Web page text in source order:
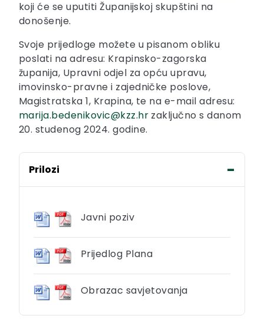
koji će se uputiti Županijskoj skupštini na
donošenje.
Svoje prijedloge možete u pisanom obliku
poslati na adresu: Krapinsko-zagorska
županija, Upravni odjel za opću upravu,
imovinsko-pravne i zajedničke poslove,
Magistratska 1, Krapina, te na e-mail adresu:
marija.bedenikovic@kzz.hr zaključno s danom
20. studenog 2024. godine.
Prilozi
Javni poziv
Prijedlog Plana
Obrazac savjetovanja